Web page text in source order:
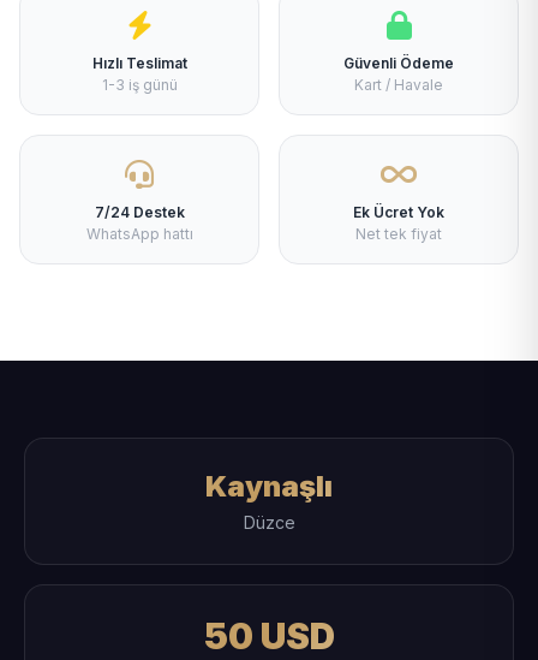
Hızlı Teslimat
1-3 iş günü
Güvenli Ödeme
Kart / Havale
7/24 Destek
WhatsApp hattı
Ek Ücret Yok
Net tek fiyat
Kaynaşlı
Düzce
50 USD